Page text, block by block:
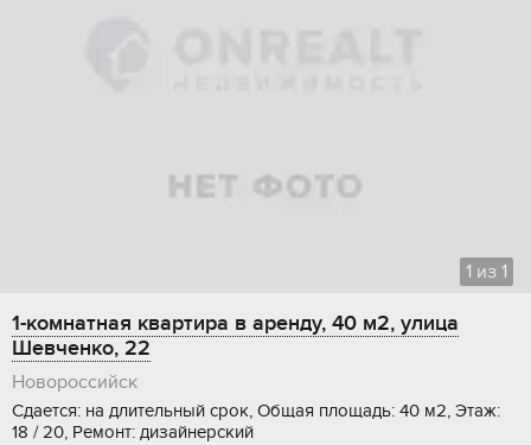
1 из 1
1-комнатная квартира в аренду, 40 м2, улица
Шевченко, 22
Новороссийск
Сдается: на длительный срок, Общая площадь: 40 м2, Этаж:
18 / 20, Ремонт: дизайнерский